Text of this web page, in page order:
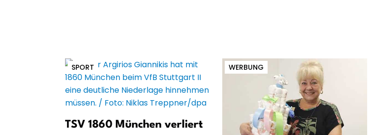
SPORT
TSV 1860 München verliert
WERBUNG